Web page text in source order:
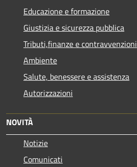
Educazione e formazione
Giustizia e sicurezza pubblica
Tributi,finanze e contravvenzioni
Ambiente
Salute, benessere e assistenza
Autorizzazioni
NOVITÀ
Notizie
Comunicati